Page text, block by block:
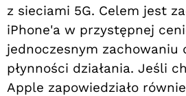
z sieciami 5G. Celem jest
iPhone'a w przystępnej
jednoczesnym zachowaniu
płynności działania. Jeśli
Apple zapowiedziało